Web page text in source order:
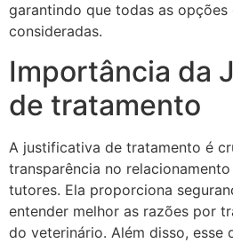
garantindo que todas as
consideradas.
Importância da
de tratamento
A justificativa de tratamento é
transparência no
tutores. Ela proporciona
entender melhor as razões por
do veterinário. Além disso, esse